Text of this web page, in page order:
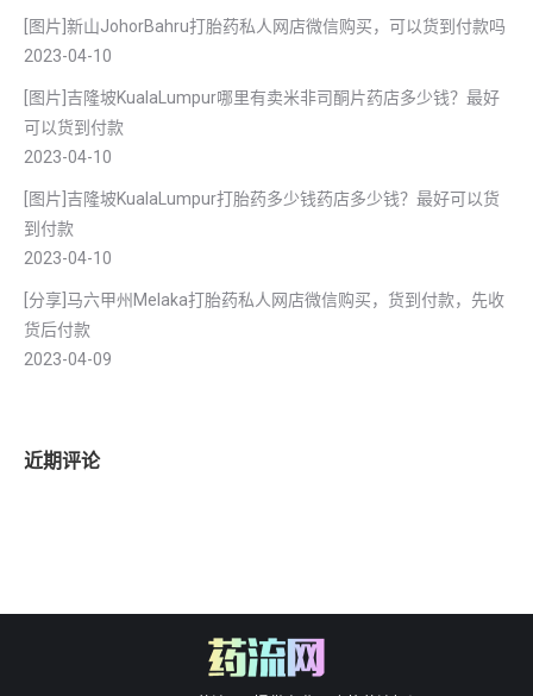
[图片]新山JohorBahru打胎药私人网店微信购买，可以货到付款吗
2023-04-10
[图片]吉隆坡KualaLumpur哪里有卖米非司酮片药店多少钱？最好
可以货到付款
2023-04-10
[图片]吉隆坡KualaLumpur打胎药多少钱药店多少钱？最好可以货
到付款
2023-04-10
[分享]马六甲州Melaka打胎药私人网店微信购买，货到付款，先收
货后付款
2023-04-09
近期评论